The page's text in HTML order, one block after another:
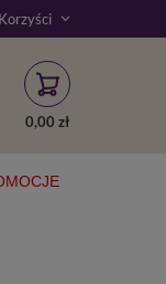
Korzyści
0,00 zł